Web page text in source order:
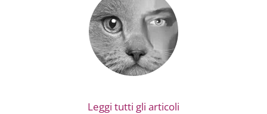
Leggi tutti gli articoli